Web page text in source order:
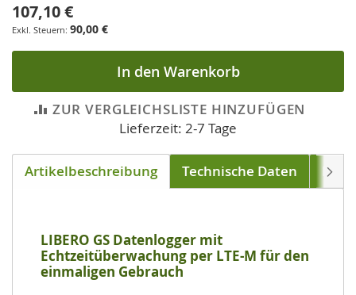
107,10 €
90,00 €
In den Warenkorb
ZUR VERGLEICHSLISTE HINZUFÜGEN
Lieferzeit: 2-7 Tage
Artikelbeschreibung Technische Daten
LIBERO GS Datenlogger mit
Echtzeitüberwachung per LTE-M für den
einmaligen Gebrauch